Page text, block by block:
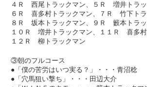
４Ｒ 西尾トラックマン、５Ｒ 増井トラ
６Ｒ 喜多村トラックマン、７Ｒ 竹下トラ
８Ｒ 坂本トラックマン、９Ｒ 籔本トラ
１０Ｒ 増井トラックマン、１１Ｒ 喜多村
１２Ｒ 柳トラックマン
③朝のフルコース
●「僕の苦労はいつ実る？」・・・青沼稔
●「穴馬狙い撃ち」・・・田辺大介